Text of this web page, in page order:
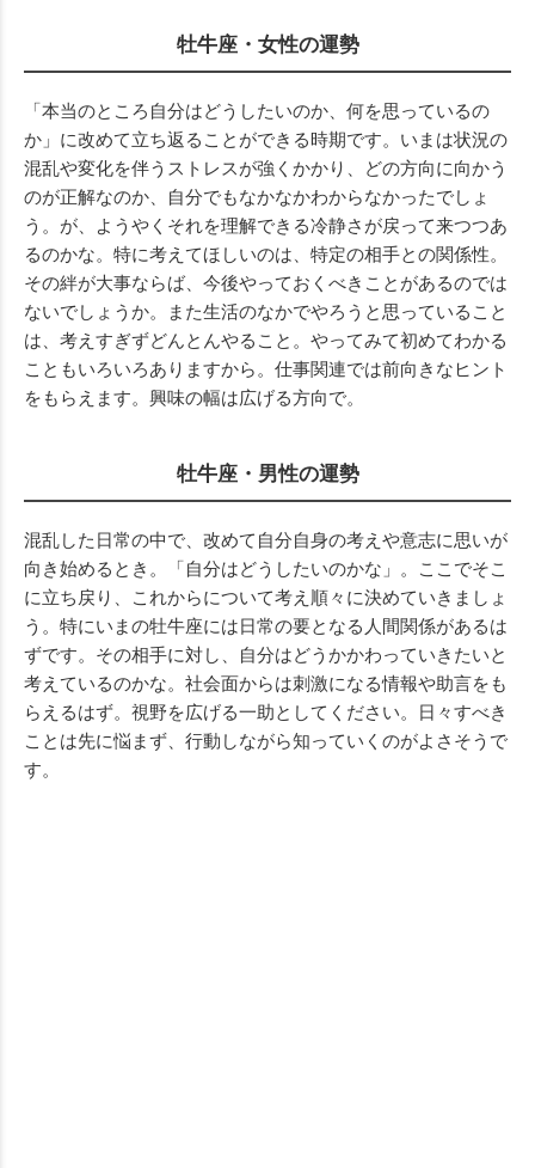
牡牛座・女性の運勢
「本当のところ自分はどうしたいのか、何を思っているの
か」に改めて立ち返ることができる時期です。いまは状況の
混乱や変化を伴うストレスが強くかかり、どの方向に向かう
のが正解なのか、自分でもなかなかわからなかったでしょ
う。が、ようやくそれを理解できる冷静さが戻って来つつあ
るのかな。特に考えてほしいのは、特定の相手との関係性。
その絆が大事ならば、今後やっておくべきことがあるのでは
ないでしょうか。また生活のなかでやろうと思っていること
は、考えすぎずどんとんやること。やってみて初めてわかる
こともいろいろありますから。仕事関連では前向きなヒント
をもらえます。興味の幅は広げる方向で。
牡牛座・男性の運勢
混乱した日常の中で、改めて自分自身の考えや意志に思いが
向き始めるとき。「自分はどうしたいのかな」。ここでそこ
に立ち戻り、これからについて考え順々に決めていきましょ
う。特にいまの牡牛座には日常の要となる人間関係があるは
ずです。その相手に対し、自分はどうかかわっていきたいと
考えているのかな。社会面からは刺激になる情報や助言をも
らえるはず。視野を広げる一助としてください。日々すべき
ことは先に悩まず、行動しながら知っていくのがよさそうで
す。